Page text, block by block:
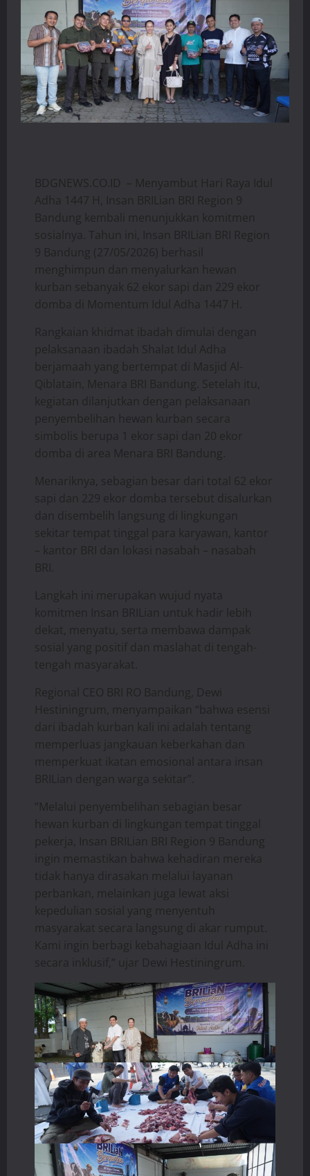
​BDGNEWS.CO.ID – Menyambut Hari Raya Idul
Adha 1447 H, Insan BRILian BRI Region 9
Bandung kembali menunjukkan komitmen
sosialnya. Tahun ini, Insan BRILian BRI Region
9 Bandung (27/05/2026) berhasil
menghimpun dan menyalurkan hewan
kurban sebanyak 62 ekor sapi dan 229 ekor
domba di Momentum Idul Adha 1447 H.
​Rangkaian khidmat ibadah dimulai dengan
pelaksanaan ibadah Shalat Idul Adha
berjamaah yang bertempat di Masjid Al-
Qiblatain, Menara BRI Bandung. Setelah itu,
kegiatan dilanjutkan dengan pelaksanaan
penyembelihan hewan kurban secara
simbolis berupa 1 ekor sapi dan 20 ekor
domba di area Menara BRI Bandung.
​Menariknya, sebagian besar dari total 62 ekor
sapi dan 229 ekor domba tersebut disalurkan
dan disembelih langsung di lingkungan
sekitar tempat tinggal para karyawan, kantor
– kantor BRI dan lokasi nasabah – nasabah
BRI.
Langkah ini merupakan wujud nyata
komitmen Insan BRILian untuk hadir lebih
dekat, menyatu, serta membawa dampak
sosial yang positif dan maslahat di tengah-
tengah masyarakat.
​Regional CEO BRI RO Bandung, Dewi
Hestiningrum, menyampaikan “bahwa esensi
dari ibadah kurban kali ini adalah tentang
memperluas jangkauan keberkahan dan
memperkuat ikatan emosional antara insan
BRILian dengan warga sekitar”.
​”Melalui penyembelihan sebagian besar
hewan kurban di lingkungan tempat tinggal
pekerja, Insan BRILian BRI Region 9 Bandung
ingin memastikan bahwa kehadiran mereka
tidak hanya dirasakan melalui layanan
perbankan, melainkan juga lewat aksi
kepedulian sosial yang menyentuh
masyarakat secara langsung di akar rumput.
Kami ingin berbagi kebahagiaan Idul Adha ini
secara inklusif,” ujar Dewi Hestiningrum.